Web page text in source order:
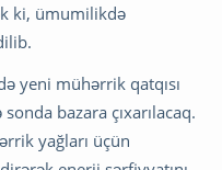
ki, ümumilikdə
yeni mühərrik qatqısı
bazara çıxarılacaq.
yağları üçün